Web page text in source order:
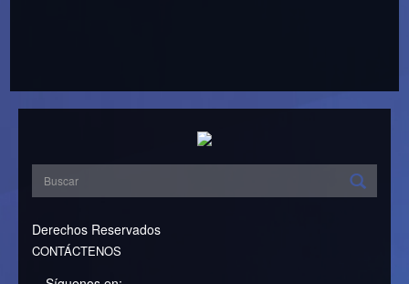
Derechos Reservados
CONTÁCTENOS